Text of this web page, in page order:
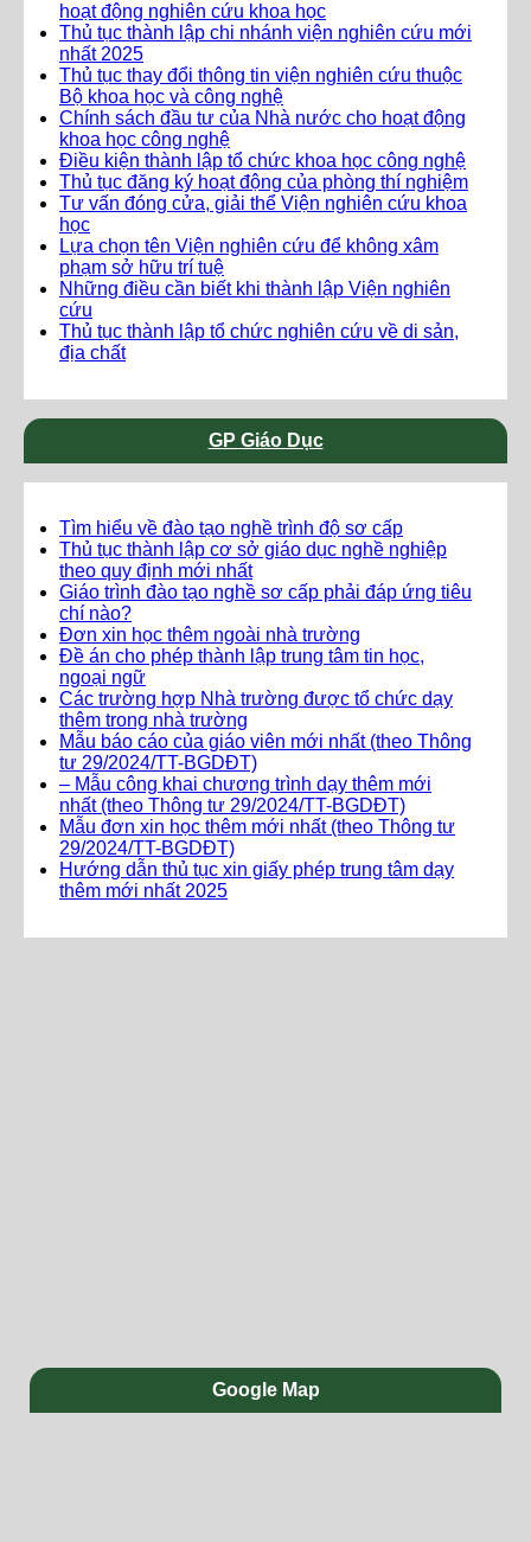
hoạt động nghiên cứu khoa học
Thủ tục thành lập chi nhánh viện nghiên cứu mới
nhất 2025
Thủ tục thay đổi thông tin viện nghiên cứu thuộc
Bộ khoa học và công nghệ
Chính sách đầu tư của Nhà nước cho hoạt động
khoa học công nghệ
Điều kiện thành lập tổ chức khoa học công nghệ
Thủ tục đăng ký hoạt động của phòng thí nghiệm
Tư vấn đóng cửa, giải thể Viện nghiên cứu khoa
học
Lựa chọn tên Viện nghiên cứu để không xâm
phạm sở hữu trí tuệ
Những điều cần biết khi thành lập Viện nghiên
cứu
Thủ tục thành lập tổ chức nghiên cứu về di sản,
địa chất
GP Giáo Dục
Tìm hiểu về đào tạo nghề trình độ sơ cấp
Thủ tục thành lập cơ sở giáo dục nghề nghiệp
theo quy định mới nhất
Giáo trình đào tạo nghề sơ cấp phải đáp ứng tiêu
chí nào?
Đơn xin học thêm ngoài nhà trường
Đề án cho phép thành lập trung tâm tin học,
ngoại ngữ
Các trường hợp Nhà trường được tổ chức dạy
thêm trong nhà trường
Mẫu báo cáo của giáo viên mới nhất (theo Thông
tư 29/2024/TT-BGDĐT)
– Mẫu công khai chương trình dạy thêm mới
nhất (theo Thông tư 29/2024/TT-BGDĐT)
Mẫu đơn xin học thêm mới nhất (theo Thông tư
29/2024/TT-BGDĐT)
Hướng dẫn thủ tục xin giấy phép trung tâm dạy
thêm mới nhất 2025
Google Map